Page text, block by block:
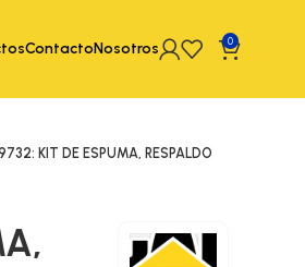
ContactoNosotros 0
KIT DE ESPUMA, RESPALDO